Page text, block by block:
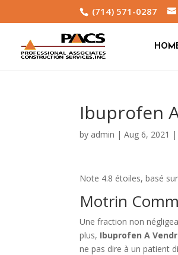
(714) 571-0287
Ibuprofen
by admin |Aug 6, 2021
Note 4.8 étoiles, basé sur
Motrin
Une fraction non
plus, Ibuprofen A
ne pas dire à un patient